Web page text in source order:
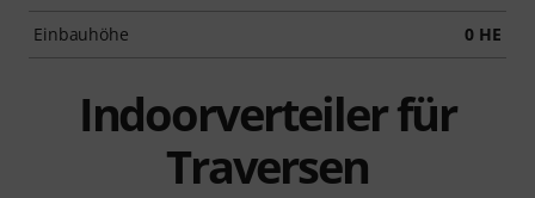
Einbauhöhe 0 HE
Indoorverteiler für
Traversen